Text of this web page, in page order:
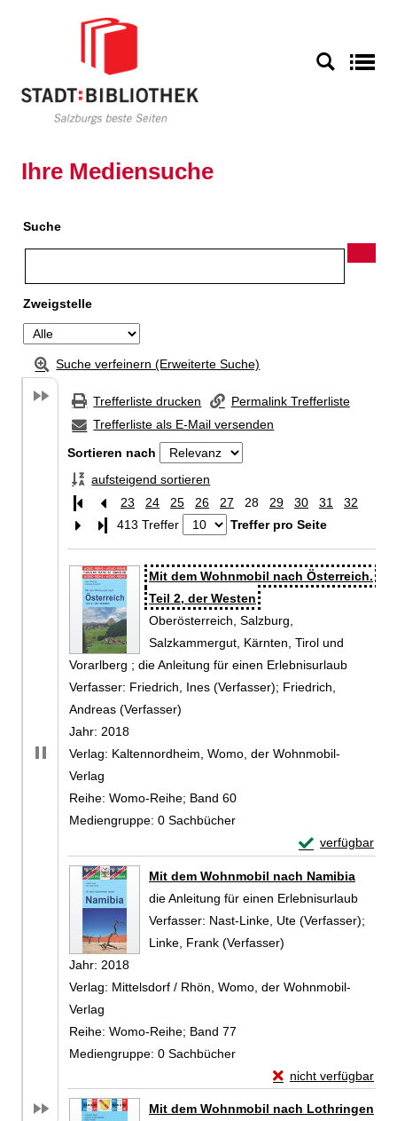
Ihre Mediensuche
Suche
Zweigstelle
Suche verfeinern (Erweiterte Suche)
Trefferliste drucken
Permalink Trefferliste
Trefferliste als E-Mail versenden
Sortieren nach
aufsteigend sortieren
23
24 25 26 27 28 29 30 31
32
Letzte Seite
413 Treffer Treffer pro Seite
Suchergebnis
Zu den Suchfiltern springen
Mit dem Wohnmobil nach Österreich.
Teil 2, der Westen
Oberösterreich, Salzburg,
Salzkammergut, Kärnten, Tirol und
Vorarlberg ; die Anleitung für einen Erlebnisurlaub
Verfasser: Friedrich, Ines (Verfasser); Friedrich,
Andreas (Verfasser)
Jahr: 2018
Verlag: Kaltennordheim, Womo, der Wohnmobil-
Verlag
Reihe: Womo-Reihe; Band 60
Mediengruppe: 0 Sachbücher
verfügbar
Exemplar-
Mit dem Wohnmobil nach Namibia
die Anleitung für einen Erlebnisurlaub
Verfasser: Nast-Linke, Ute (Verfasser);
Linke, Frank (Verfasser)
Jahr: 2018
Verlag: Mittelsdorf / Rhön, Womo, der Wohnmobil-
Verlag
Reihe: Womo-Reihe; Band 77
Mediengruppe: 0 Sachbücher
nicht verfügbar
Exemplar-Details
Mit dem Wohnmobil nach Lothringen